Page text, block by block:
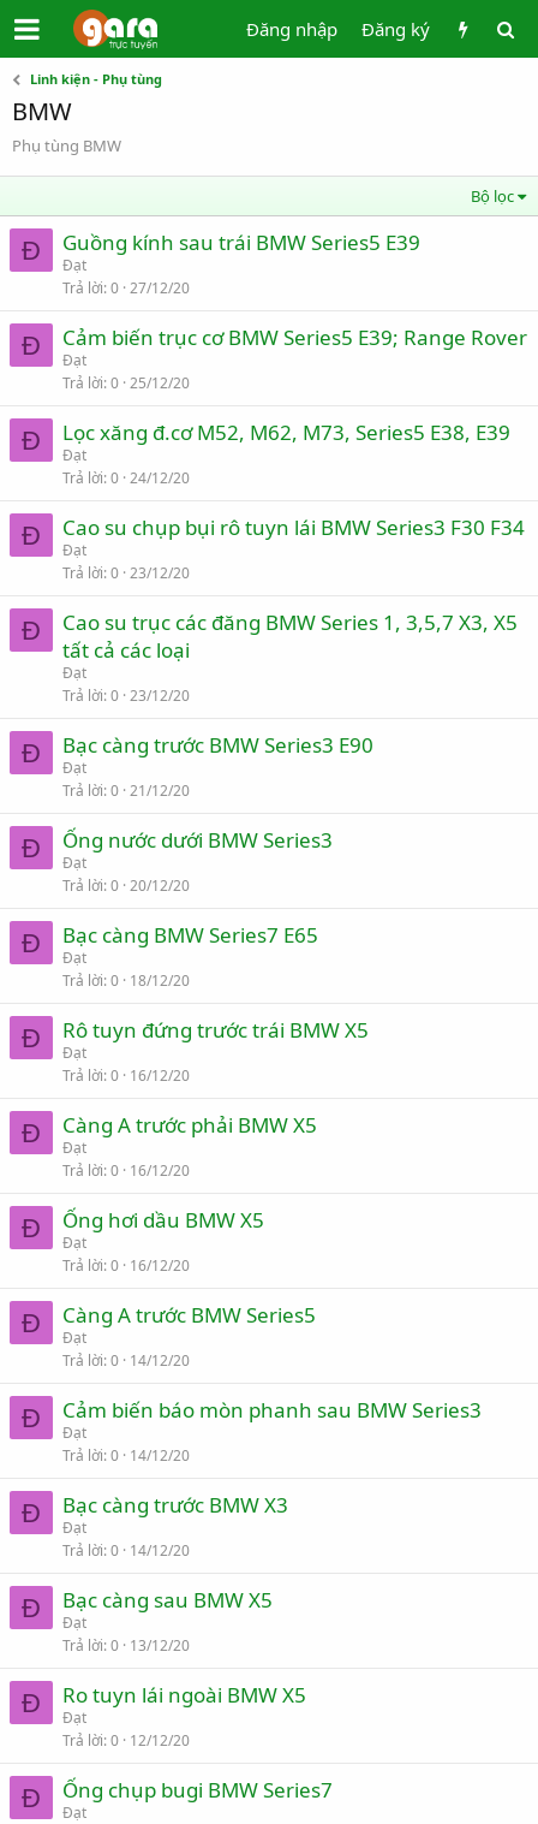
Đăng nhập Đăng ký
Linh kiện - Phụ tùng
BMW
Phụ tùng BMW
Bộ lọc
Đ Guồng kính sau trái BMW Series5 E39
Đạt
Trả lời 0 27/12/20
Đ Cảm biến trục cơ BMW Series5 E39; Range Rover
Đạt
Trả lời 0 25/12/20
Đ Lọc xăng đ.cơ M52, M62, M73, Series5 E38, E39
Đạt
Trả lời 0 24/12/20
Đ Cao su chụp bụi rô tuyn lái BMW Series3 F30 F34
Đạt
Trả lời 0 23/12/20
Đ
Cao su trục các đăng BMW Series 1, 3,5,7 X3, X5
tất cả các loại
Đạt
Trả lời 0 23/12/20
Đ Bạc càng trước BMW Series3 E90
Đạt
Trả lời 0 21/12/20
Đ Ống nước dưới BMW Series3
Đạt
Trả lời 0 20/12/20
Đ Bạc càng BMW Series7 E65
Đạt
Trả lời 0 18/12/20
Đ Rô tuyn đứng trước trái BMW X5
Đạt
Trả lời 0 16/12/20
Đ Càng A trước phải BMW X5
Đạt
Trả lời 0 16/12/20
Đ Ống hơi dầu BMW X5
Đạt
Trả lời 0 16/12/20
Đ Càng A trước BMW Series5
Đạt
Trả lời 0 14/12/20
Đ Cảm biến báo mòn phanh sau BMW Series3
Đạt
Trả lời 0 14/12/20
Đ Bạc càng trước BMW X3
Đạt
Trả lời 0 14/12/20
Đ Bạc càng sau BMW X5
Đạt
Trả lời 0 13/12/20
Đ Ro tuyn lái ngoài BMW X5
Đạt
Trả lời 0 12/12/20
Đ Ống chụp bugi BMW Series7
Đạt